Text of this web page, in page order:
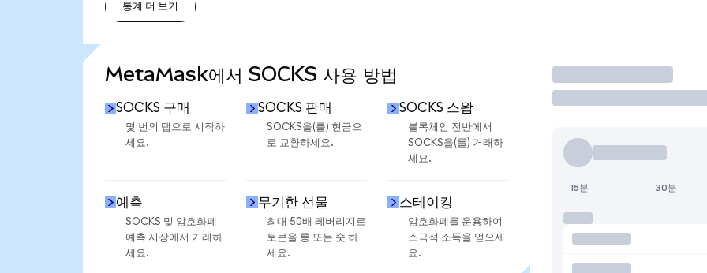
통계 더 보기
MetaMask에서 SOCKS 사용 방법
SOCKS 구매
몇 번의 탭으로 시작하
세요.
SOCKS 판매
SOCKS을(를) 현금으
로 교환하세요.
SOCKS 스왑
블록체인 전반에서
SOCKS을(를) 거래하
세요.
예측
SOCKS 및 암호화폐
예측 시장에서 거래하
세요.
무기한 선물
최대 50배 레버리지로
토큰을 롱 또는 숏 하
세요.
스테이킹
암호화폐를 운용하여
소극적 소득을 얻으세
요.
거래
15분 30분